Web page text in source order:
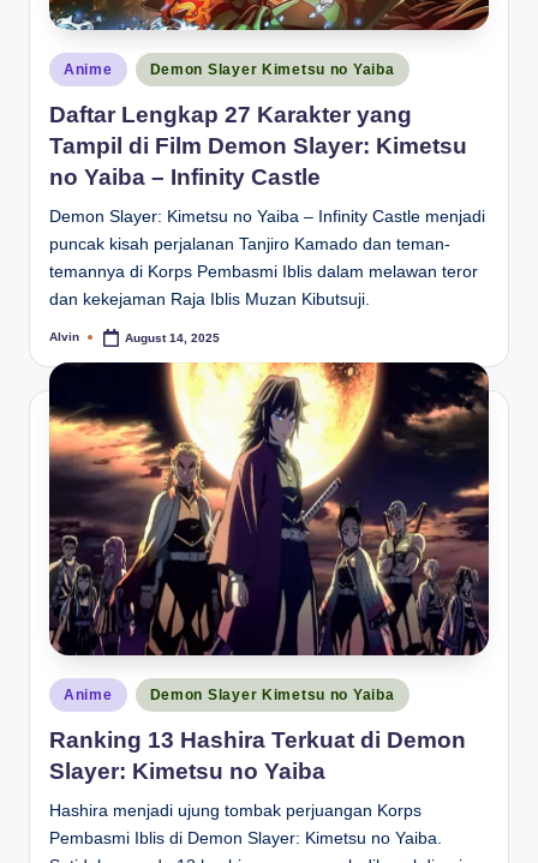
Posted
in
Anime Demon Slayer Kimetsu no Yaiba
Daftar Lengkap 27 Karakter yang
Tampil di Film Demon Slayer: Kimetsu
no Yaiba – Infinity Castle
Demon Slayer: Kimetsu no Yaiba – Infinity Castle menjadi
puncak kisah perjalanan Tanjiro Kamado dan teman-
temannya di Korps Pembasmi Iblis dalam melawan teror
dan kekejaman Raja Iblis Muzan Kibutsuji.
Posted
Alvin August 14, 2025
Posted
in
Anime Demon Slayer Kimetsu no Yaiba
Ranking 13 Hashira Terkuat di Demon
Slayer: Kimetsu no Yaiba
Hashira menjadi ujung tombak perjuangan Korps
Pembasmi Iblis di Demon Slayer: Kimetsu no Yaiba.